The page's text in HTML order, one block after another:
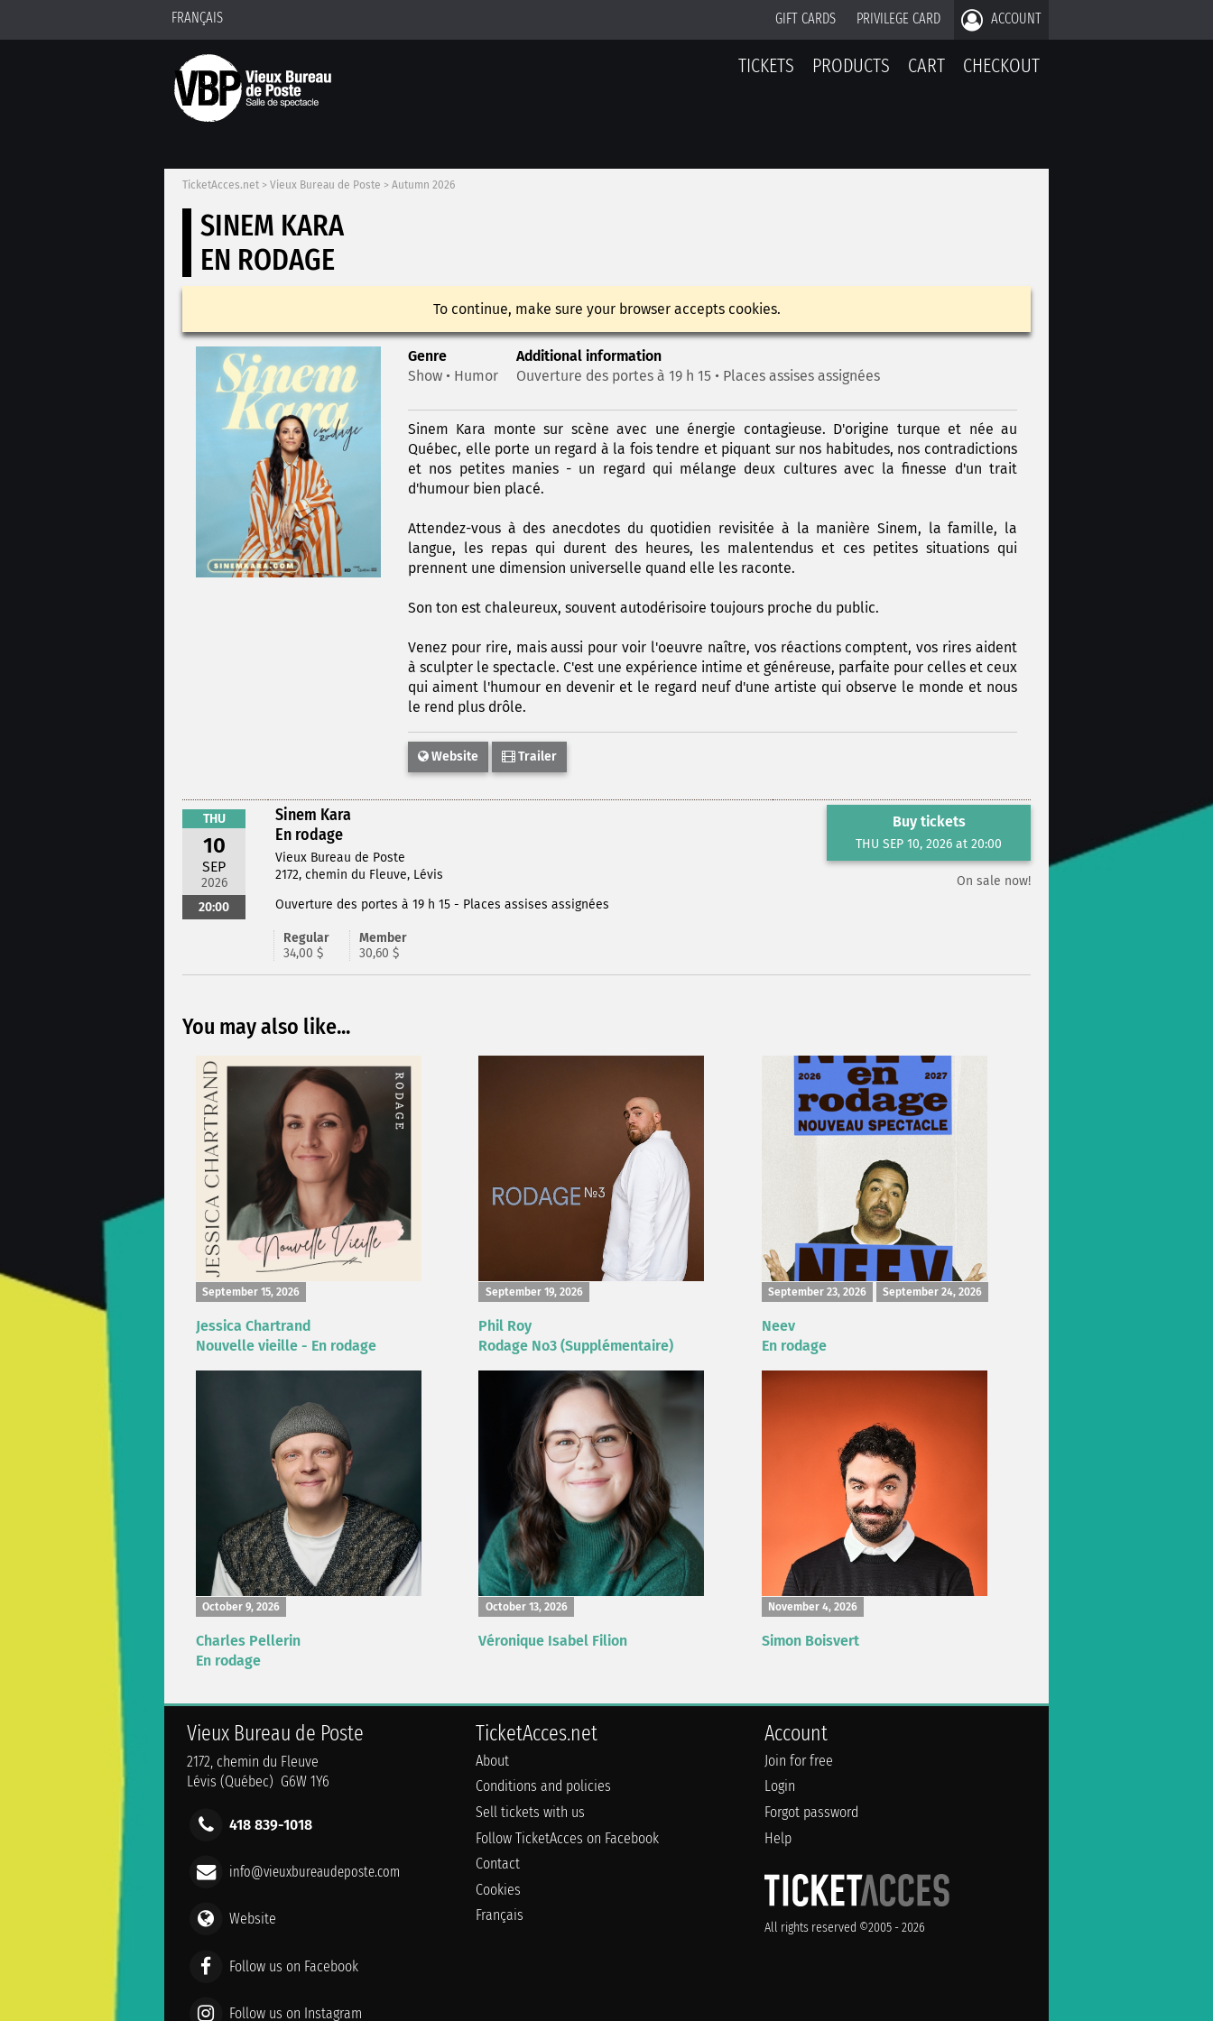
FRANÇAIS GIFT CARDS PRIVILEGE CARD ACCOUNT
TICKETS PRODUCTS CART CHECKOUT
TicketAcces.net > Vieux Bureau de Poste > Autumn 2026
SINEM KARA
EN RODAGE
To continue, make sure your browser accepts cookies.
Genre
Show • Humor
Additional information
Ouverture des portes à 19 h 15 • Places assises assignées
Sinem Kara monte sur scène avec une énergie contagieuse. D'origine turque et née au
Québec, elle porte un regard à la fois tendre et piquant sur nos habitudes, nos contradictions
et nos petites manies - un regard qui mélange deux cultures avec la finesse d'un trait
d'humour bien placé.
Attendez-vous à des anecdotes du quotidien revisitée à la manière Sinem, la famille, la
langue, les repas qui durent des heures, les malentendus et ces petites situations qui
prennent une dimension universelle quand elle les raconte.
Son ton est chaleureux, souvent autodérisoire toujours proche du public.
Venez pour rire, mais aussi pour voir l'oeuvre naître, vos réactions comptent, vos rires aident
à sculpter le spectacle. C'est une expérience intime et généreuse, parfaite pour celles et ceux
qui aiment l'humour en devenir et le regard neuf d'une artiste qui observe le monde et nous
le rend plus drôle.
Website Trailer
THU
10
SEP
2026
20:00
Sinem Kara
En rodage
Vieux Bureau de Poste
2172, chemin du Fleuve, Lévis
Ouverture des portes à 19 h 15 - Places assises assignées
Regular
34,00 $
Member
30,60 $
Buy tickets
THU SEP 10, 2026 at 20:00
On sale now!
You may also like...
September 15, 2026
Jessica Chartrand
Nouvelle vieille - En rodage
September 19, 2026
Phil Roy
Rodage No3 (Supplémentaire)
September 23, 2026 September 24, 2026
Neev
En rodage
October 9, 2026
Charles Pellerin
En rodage
October 13, 2026
Véronique Isabel Filion
November 4, 2026
Simon Boisvert
Vieux Bureau de Poste
2172, chemin du Fleuve
Lévis (Québec) G6W 1Y6
418 839-1018
info@vieuxbureaudeposte.com
Website
Follow us on Facebook
Follow us on Instagram
TicketAcces.net
About
Conditions and policies
Sell tickets with us
Follow TicketAcces on Facebook
Contact
Cookies
Français
Account
Join for free
Login
Forgot password
Help
All rights reserved ©2005 - 2026